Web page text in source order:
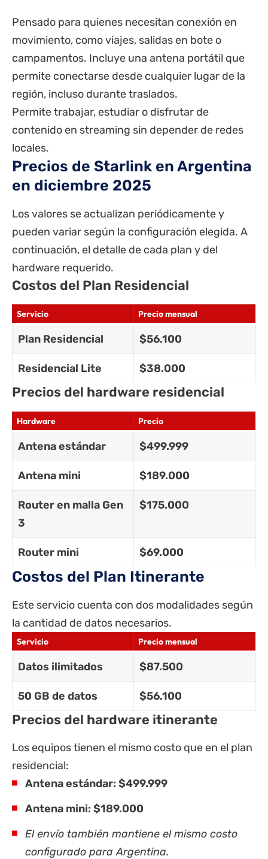
Pensado para quienes necesitan conexión en
movimiento, como viajes, salidas en bote o
campamentos. Incluye una antena portátil que
permite conectarse desde cualquier lugar de la
región, incluso durante traslados.
Permite trabajar, estudiar o disfrutar de
contenido en streaming sin depender de redes
locales.
Precios de Starlink en Argentina
en diciembre 2025
Los valores se actualizan periódicamente y
pueden variar según la configuración elegida. A
continuación, el detalle de cada plan y del
hardware requerido.
Costos del Plan Residencial
Servicio Precio mensual
Plan Residencial $56.100
Residencial Lite $38.000
Precios del hardware residencial
Hardware Precio
Antena estándar $499.999
Antena mini $189.000
Router en malla Gen
3
$175.000
Router mini $69.000
Costos del Plan Itinerante
Este servicio cuenta con dos modalidades según
la cantidad de datos necesarios.
Servicio Precio mensual
Datos ilimitados $87.500
50 GB de datos $56.100
Precios del hardware itinerante
Los equipos tienen el mismo costo que en el plan
residencial:
Antena estándar: $499.999
Antena mini: $189.000
El envío también mantiene el mismo costo
configurado para Argentina.